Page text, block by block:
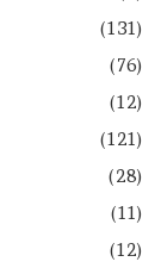
(131)
(76)
(12)
(121)
(28)
(11)
(12)